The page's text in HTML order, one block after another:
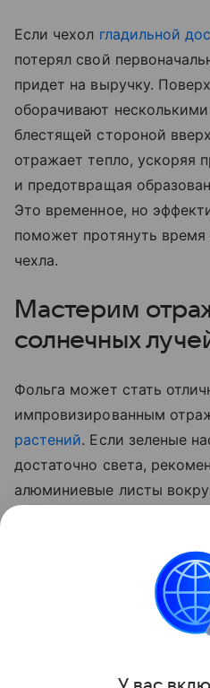
Если чехол гладильной
потерял свой
придет на выручку.
оборачивают
блестящей стороной
отражает тепло, ускоряя
и предотвращая
Это временное, но
поможет протянуть время
чехла.
Мастерим
солнечных
Фольга может стать
импровизированным
растений. Если зеленые
достаточно света,
алюминиевые листы
дополнительное